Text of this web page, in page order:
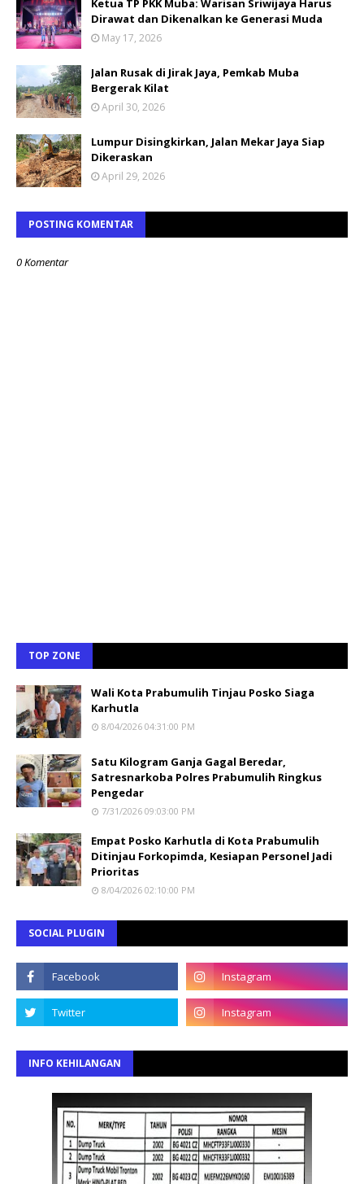
Ketua TP PKK Muba: Warisan Sriwijaya Harus
Dirawat dan Dikenalkan ke Generasi Muda
May 17, 2026
Jalan Rusak di Jirak Jaya, Pemkab Muba
Bergerak Kilat
April 30, 2026
Lumpur Disingkirkan, Jalan Mekar Jaya Siap
Dikeraskan
April 29, 2026
POSTING KOMENTAR
0 Komentar
TOP ZONE
Wali Kota Prabumulih Tinjau Posko Siaga
Karhutla
8/04/2026 04:31:00 PM
Satu Kilogram Ganja Gagal Beredar,
Satresnarkoba Polres Prabumulih Ringkus
Pengedar
7/31/2026 09:03:00 PM
Empat Posko Karhutla di Kota Prabumulih
Ditinjau Forkopimda, Kesiapan Personel Jadi
Prioritas
8/04/2026 02:10:00 PM
SOCIAL PLUGIN
INFO KEHILANGAN